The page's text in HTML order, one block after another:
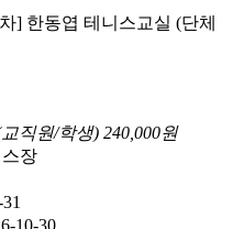
] 한동엽 테니스교실 (단체
직원/학생) 240,000원
장